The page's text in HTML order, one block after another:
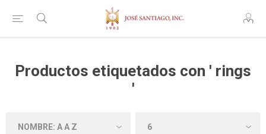
Productos etiquetados con ' rings
'